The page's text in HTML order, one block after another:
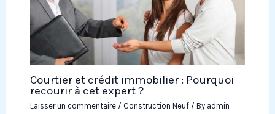
Courtier et crédit immobilier : Pourquoi
recourir à cet expert ?
Laisser un commentaire / Construction Neuf/ By admin